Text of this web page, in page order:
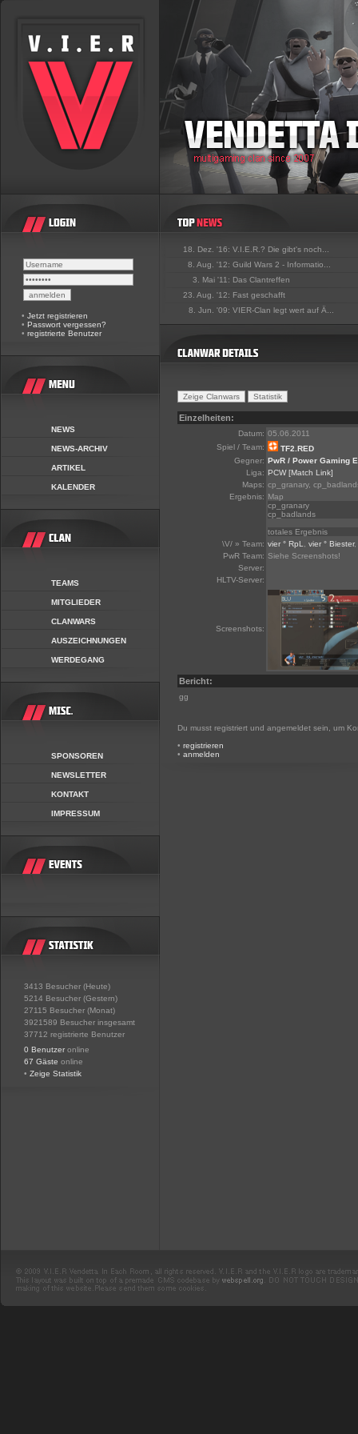
• Jetzt registrieren
• Passwort vergessen?
• registrierte Benutzer
NEWS
NEWS-ARCHIV
ARTIKEL
KALENDER
TEAMS
MITGLIEDER
CLANWARS
AUSZEICHNUNGEN
WERDEGANG
SPONSOREN
NEWSLETTER
KONTAKT
IMPRESSUM
3413 Besucher (Heute)
5214 Besucher (Gestern)
27115 Besucher (Monat)
3921589 Besucher insgesamt
37712 registrierte Benutzer
0 Benutzer online
67 Gäste online
• Zeige Statistik
18. Dez. '16: V.I.E.R.? Die gibt's noch...
8. Aug. '12: Guild Wars 2 - Informatio...
3. Mai '11: Das Clantreffen
23. Aug. '12: Fast geschafft
8. Jun. '09: VIER-Clan legt wert auf Ä...
Einzelheiten:
Datum: 05.06.2011
Spiel / Team:
TF2.RED
Gegner: PwR / Power Gaming
Liga: PCW [Match Link]
Maps: cp_granary,
Ergebnis: Map
cp_granary
cp_badlands
totales Ergebnis
\V/ » Team: vier ° RpL vier ° Biester,
PwR Team: Siehe Screenshots!
Server:
HLTV-Server:
Screenshots:
Bericht:
gg
Du musst registriert und angemeldet sein, um
• registrieren
• anmelden